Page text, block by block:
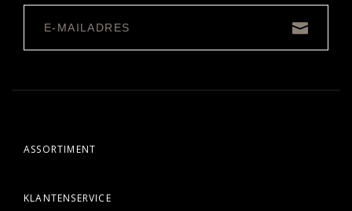
ASSORTIMENT
KLANTENSERVICE